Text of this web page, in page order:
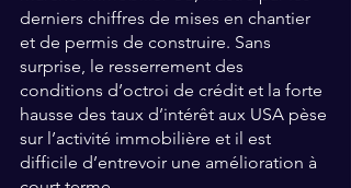
derniers chiffres de mises en chantier
et de permis de construire. Sans
surprise, le resserrement des
conditions d’octroi de crédit et la forte
hausse des taux d’intérêt aux USA pèse
sur l’activité immobilière et il est
difficile d’entrevoir une amélioration à